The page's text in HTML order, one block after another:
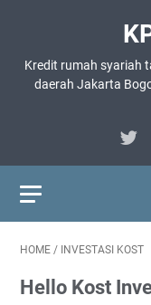
Kredit rumah syariah
daerah Jakarta
HOME / INVESTASI KOST
Hello Kost